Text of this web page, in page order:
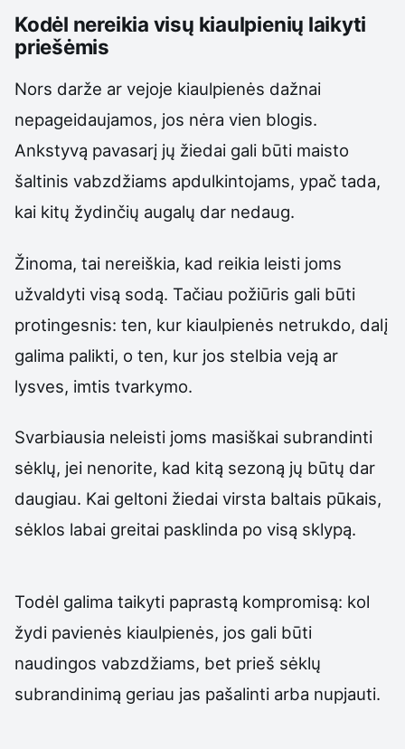
Kodėl nereikia visų kiaulpienių laikyti
priešėmis
Nors darže ar vejoje kiaulpienės dažnai
nepageidaujamos, jos nėra vien blogis.
Ankstyvą pavasarį jų žiedai gali būti maisto
šaltinis vabzdžiams apdulkintojams, ypač tada,
kai kitų žydinčių augalų dar nedaug.
Žinoma, tai nereiškia, kad reikia leisti joms
užvaldyti visą sodą. Tačiau požiūris gali būti
protingesnis: ten, kur kiaulpienės netrukdo, dalį
galima palikti, o ten, kur jos stelbia veją ar
lysves, imtis tvarkymo.
Svarbiausia neleisti joms masiškai subrandinti
sėklų, jei nenorite, kad kitą sezoną jų būtų dar
daugiau. Kai geltoni žiedai virsta baltais pūkais,
sėklos labai greitai pasklinda po visą sklypą.
Todėl galima taikyti paprastą kompromisą: kol
žydi pavienės kiaulpienės, jos gali būti
naudingos vabzdžiams, bet prieš sėklų
subrandinimą geriau jas pašalinti arba nupjauti.